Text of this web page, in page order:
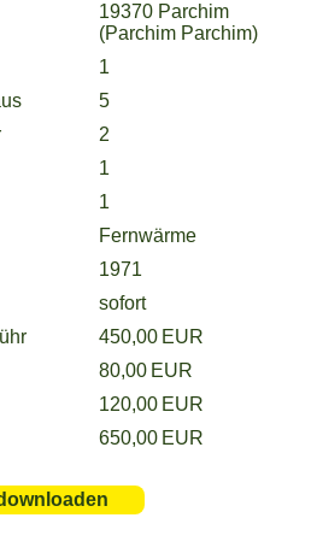
19370 Parchim
(Parchim Parchim)
1
5
2
1
1
Fernwärme
1971
sofort
450,00 EUR
80,00 EUR
120,00 EUR
650,00 EUR